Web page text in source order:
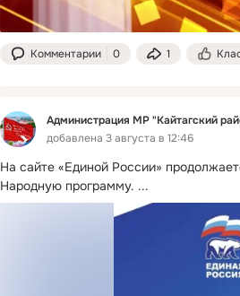
Комментарии 0 1
Администрация МР "Кайтагский
добавлена 3 августа в 12:46
На сайте «Единой России»
Народную программу. ...